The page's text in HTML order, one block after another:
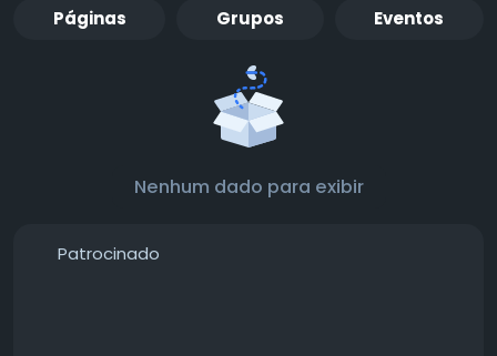
Páginas Grupos Eventos
Nenhum dado para exibir
Patrocinado